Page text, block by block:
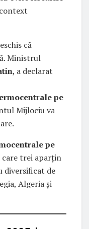
că
Ministrul
, a declarat
pe
Mijlociu va
pe
trei aparțin
diversificat de
Algeria și